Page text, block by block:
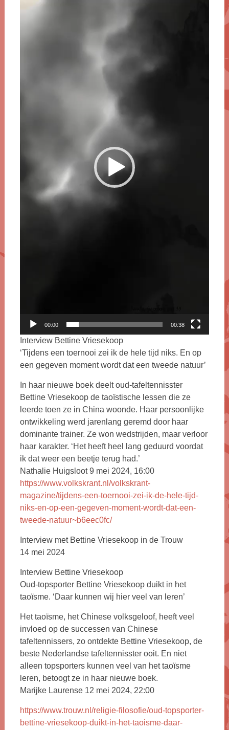
Videospeler
00:00 00:38
Interview Bettine Vriesekoop
‘Tijdens een toernooi zei ik de hele tijd niks. En op
een gegeven moment wordt dat een tweede natuur’
In haar nieuwe boek deelt oud-tafeltennisster
Bettine Vriesekoop de taoïstische lessen die ze
leerde toen ze in China woonde. Haar persoonlijke
ontwikkeling werd jarenlang geremd door haar
dominante trainer. Ze won wedstrijden, maar verloor
haar karakter. ‘Het heeft heel lang geduurd voordat
ik dat weer een beetje terug had.’
Nathalie Huigsloot 9 mei 2024, 16:00
https://www.volkskrant.nl/volkskrant-
magazine/tijdens-een-toernooi-zei-ik-de-hele-tijd-
niks-en-op-een-gegeven-moment-wordt-dat-een-
tweede-natuur~b6eec0fc/
Interview met Bettine Vriesekoop in de Trouw
14 mei 2024
Interview Bettine Vriesekoop
Oud-topsporter Bettine Vriesekoop duikt in het
taoïsme. ‘Daar kunnen wij hier veel van leren’
Het taoïsme, het Chinese volksgeloof, heeft veel
invloed op de successen van Chinese
tafeltennissers, zo ontdekte Bettine Vriesekoop, de
beste Nederlandse tafeltennisster ooit. En niet
alleen topsporters kunnen veel van het taoïsme
leren, betoogt ze in haar nieuwe boek.
Marijke Laurense 12 mei 2024, 22:00
https://www.trouw.nl/religie-filosofie/oud-topsporter-
bettine-vriesekoop-duikt-in-het-taoisme-daar-